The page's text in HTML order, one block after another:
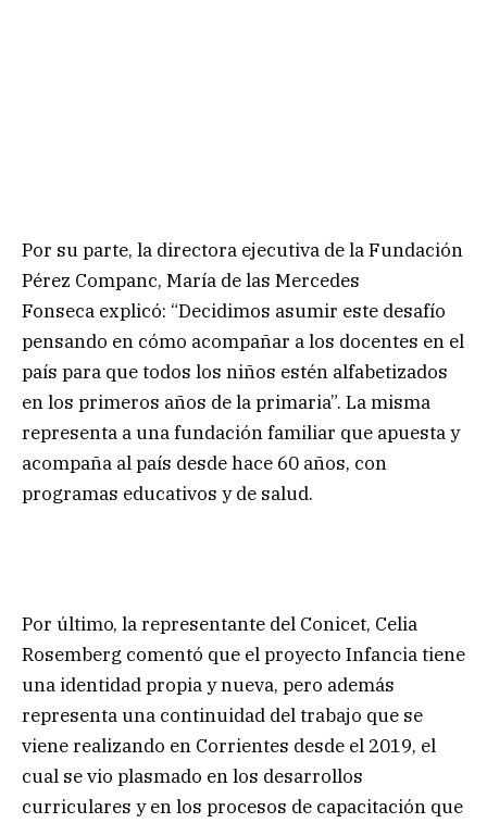
Por su parte, la directora ejecutiva de la Fundación
Pérez Companc, María de las Mercedes
Fonseca explicó: “Decidimos asumir este desafío
pensando en cómo acompañar a los docentes en el
país para que todos los niños estén alfabetizados
en los primeros años de la primaria”. La misma
representa a una fundación familiar que apuesta y
acompaña al país desde hace 60 años, con
programas educativos y de salud.
Por último, la representante del Conicet, Celia
Rosemberg comentó que el proyecto Infancia tiene
una identidad propia y nueva, pero además
representa una continuidad del trabajo que se
viene realizando en Corrientes desde el 2019, el
cual se vio plasmado en los desarrollos
curriculares y en los procesos de capacitación que